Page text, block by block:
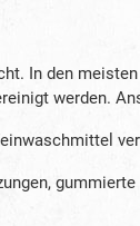
In den
werden.